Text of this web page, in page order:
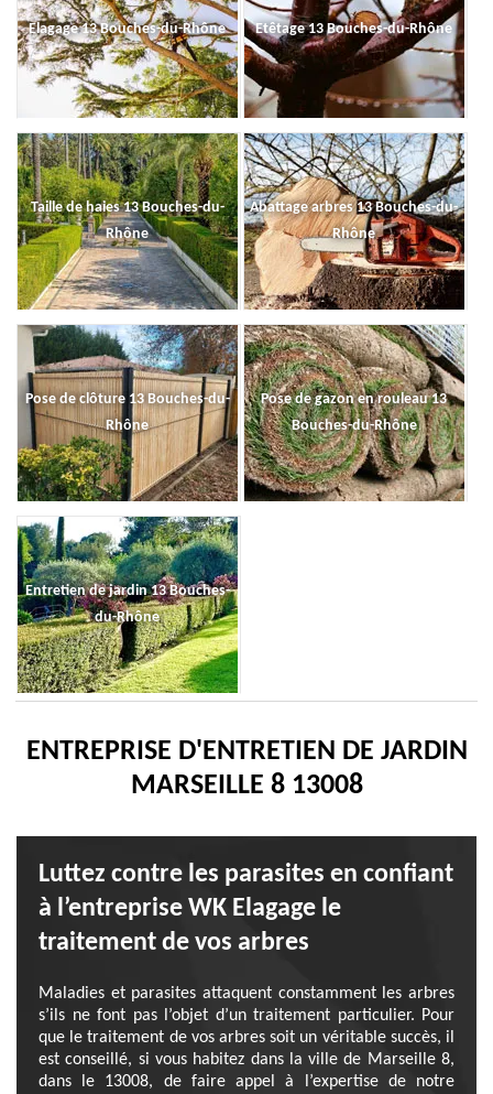
Elagage 13 Bouches-du-Rhône Etêtage 13 Bouches-du-Rhône
Taille de haies 13 Bouches-du-
Rhône
Abattage arbres 13 Bouches-du-
Rhône
Pose de clôture 13 Bouches-du-
Rhône
Pose de gazon en rouleau 13
Bouches-du-Rhône
Entretien de jardin 13 Bouches-
du-Rhône
ENTREPRISE D'ENTRETIEN DE JARDIN
MARSEILLE 8 13008
Luttez contre les parasites en confiant
à l’entreprise WK Elagage le
traitement de vos arbres
Maladies et parasites attaquent constamment les arbres
s’ils ne font pas l’objet d’un traitement particulier. Pour
que le traitement de vos arbres soit un véritable succès, il
est conseillé, si vous habitez dans la ville de Marseille 8,
dans le 13008, de faire appel à l’expertise de notre